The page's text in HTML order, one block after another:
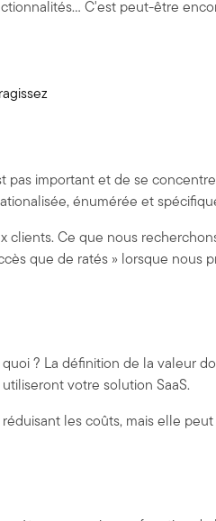
C'est peut-être
pas important et de se
énumérée et
clients. Ce que nous
que de ratés » lorsque nous
? La définition de la valeur
votre solution SaaS.
les coûts, mais elle